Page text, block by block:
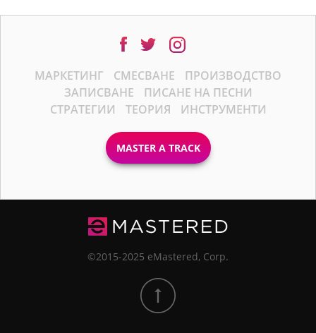
МАРКЕТИНГ СМЕСВАНЕ
ПРОИЗВОДСТВО
ЗАПИСВАНЕ
ПИСАНЕ НА ПЕСНИ
СТРАТЕГИИ
ТЕОРИЯ ИНСТРУМЕНТИ
MASTER A TRACK
©2015-2025 eMastered, Corp.